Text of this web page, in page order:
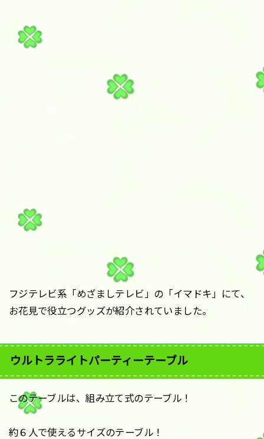
フジテレビ系「めざましテレビ」の「イマドキ」にて、
お花見で役立つグッズが紹介されていました。
ウルトラライトパーティーテーブル
このテーブルは、組み立て式のテーブル！
約６人で使えるサイズのテーブル！